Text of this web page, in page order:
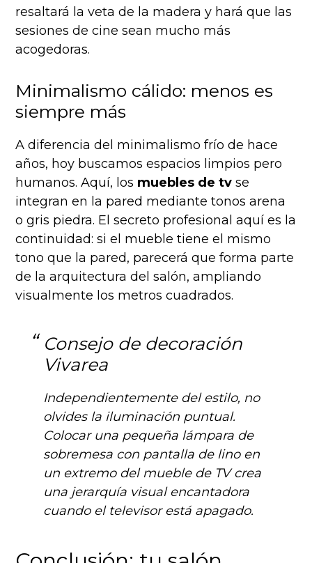
resaltará la veta de la madera y hará que las
sesiones de cine sean mucho más
acogedoras.
Minimalismo cálido: menos es
siempre más
A diferencia del minimalismo frío de hace
años, hoy buscamos espacios limpios pero
humanos. Aquí, los muebles de tv se
integran en la pared mediante tonos arena
o gris piedra. El secreto profesional aquí es la
continuidad: si el mueble tiene el mismo
tono que la pared, parecerá que forma parte
de la arquitectura del salón, ampliando
visualmente los metros cuadrados.
Consejo de decoración
Vivarea
Independientemente del estilo, no
olvides la iluminación puntual.
Colocar una pequeña lámpara de
sobremesa con pantalla de lino en
un extremo del mueble de TV crea
una jerarquía visual encantadora
cuando el televisor está apagado.